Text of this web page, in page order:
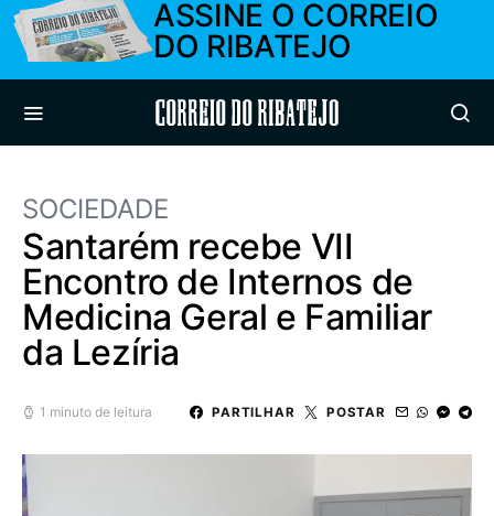
ASSINE O CORREIO
DO RIBATEJO
Correio do Ribatejo
SOCIEDADE
Santarém recebe VII
Encontro de Internos de
Medicina Geral e Familiar
da Lezíria
1 minuto de leitura PARTILHAR POSTAR